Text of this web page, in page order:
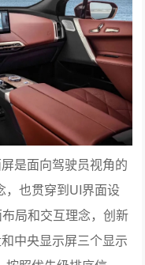
是面向驾驶员视角的
，也贯穿到UI界面设
局和交互理念，创新
中央显示屏三个显示